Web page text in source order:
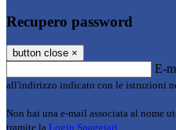
Recupero password
button close ×
E-
all'indirizzo indicato con le istruzioni
Non hai una e-mail associata al nome
tramite la Login Spaggiari